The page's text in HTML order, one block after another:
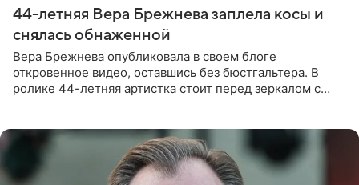
44-летняя Вера Брежнева заплела косы и
снялась обнаженной
Вера Брежнева опубликовала в своем блоге
откровенное видео, оставшись без бюстгальтера. В
ролике 44-летняя артистка стоит перед зеркалом с